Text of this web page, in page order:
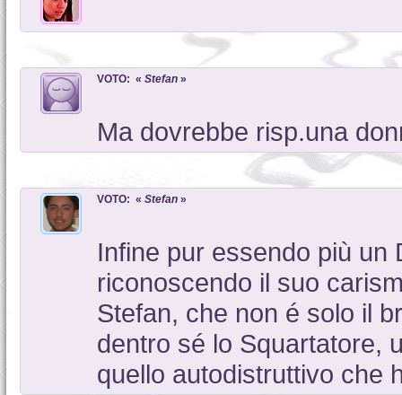
VOTO: « Stefan »
Ma dovrebbe risp.una
VOTO: « Stefan »
Infine pur essendo più un
riconoscendo il suo
Stefan, che non é solo il
dentro sé lo Squartatore,
quello autodistruttivo che